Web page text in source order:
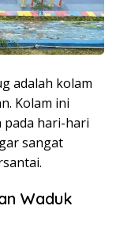
adalah kolam
Kolam ini
hari-hari
sangat
Waduk